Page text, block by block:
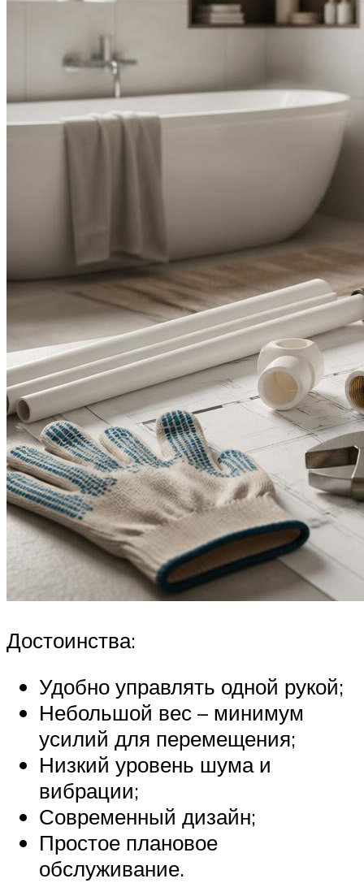
Достоинства:
Удобно управлять одной рукой;
Небольшой вес – минимум
усилий для перемещения;
Низкий уровень шума и
вибрации;
Современный дизайн;
Простое плановое
обслуживание.